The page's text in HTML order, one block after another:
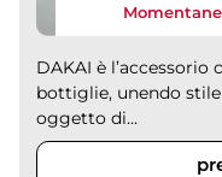
DAKAI è
bottiglie, unendo
oggetto di...